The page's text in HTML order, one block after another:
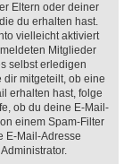
Eltern oder deiner
du erhalten hast.
vielleicht aktiviert
Mitglieder
selbst erledigen
dir mitgeteilt, ob eine
erhalten hast, folge
ob du deine E-Mail-
einem Spam-Filter
E-Mail-Adresse